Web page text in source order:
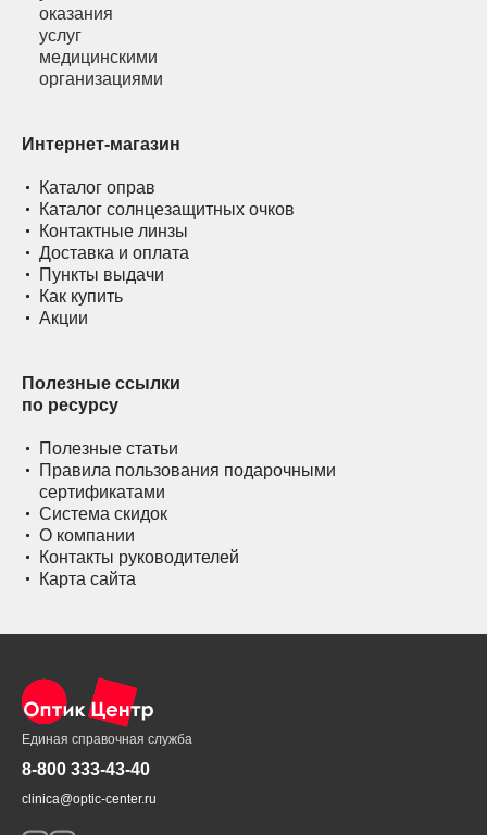
Интернет-магазин
Каталог оправ
Каталог солнцезащитных очков
Контактные линзы
Доставка и оплата
Пункты выдачи
Как купить
Акции
Полезные ссылки
по ресурсу
Полезные статьи
Правила пользования подарочными
сертификатами
Система скидок
О компании
Контакты руководителей
Карта сайта
Единая справочная служба
8-800 333-43-40
clinica@optic-center.ru